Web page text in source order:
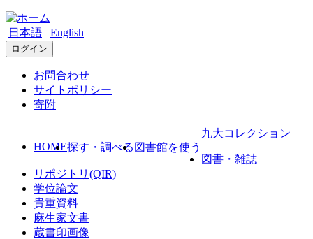
日本語 English
ログイン
お問合わせ
サイトポリシー
寄附
HOME探す・調べる 図書館を使う
九大コレクション
図書・雑誌
リポジトリ(QIR)
学位論文
貴重資料
麻生家文書
蔵書印画像